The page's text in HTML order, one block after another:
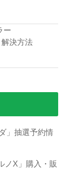
ー
解決方法
」抽選予約情
ノX」購入・販